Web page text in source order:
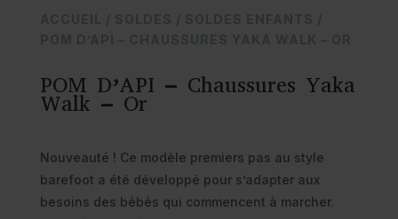
ACCUEIL / SOLDES / SOLDES ENFANTS /
POM D’API – CHAUSSURES YAKA WALK – OR
POM D’API – Chaussures Yaka
Walk – Or
Nouveauté ! Ce modèle premiers pas au style
barefoot a été développé pour s’adapter aux
besoins des bébés qui commencent à marcher.